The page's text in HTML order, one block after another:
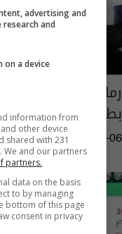
رماة العراق ينهون
بطولة المانيا
08:10 | 2017-05-06
advertising and
and
on a device
information from
other device
shared with 231
We and our partners
partners.
data on the basis
to by managing
bottom of this page
consent in privacy